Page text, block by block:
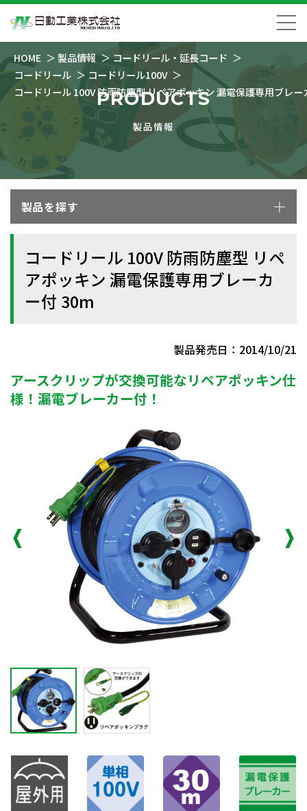
HOME 製品情報
コードリール・延長コード
コードリール
コードリール100V
コードリール 100V 防雨防塵型 リペアポッキン 漏電保護専用ブレ
PRODUCTS
製品情報
製品を探す
コードリール 100V 防雨防塵型 リペ
アポッキン 漏電保護専用ブレーカ
ー付 30m
製品発売日：2014/10/21
アースクリップが交換可能なリペアポッキン仕
様！漏電ブレーカー付！